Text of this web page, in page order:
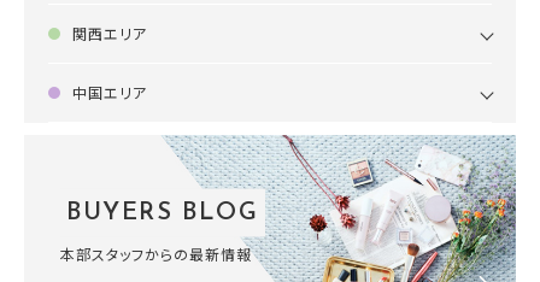
関西エリア
中国エリア
BUYERS BLOG
本部スタッフからの最新情報